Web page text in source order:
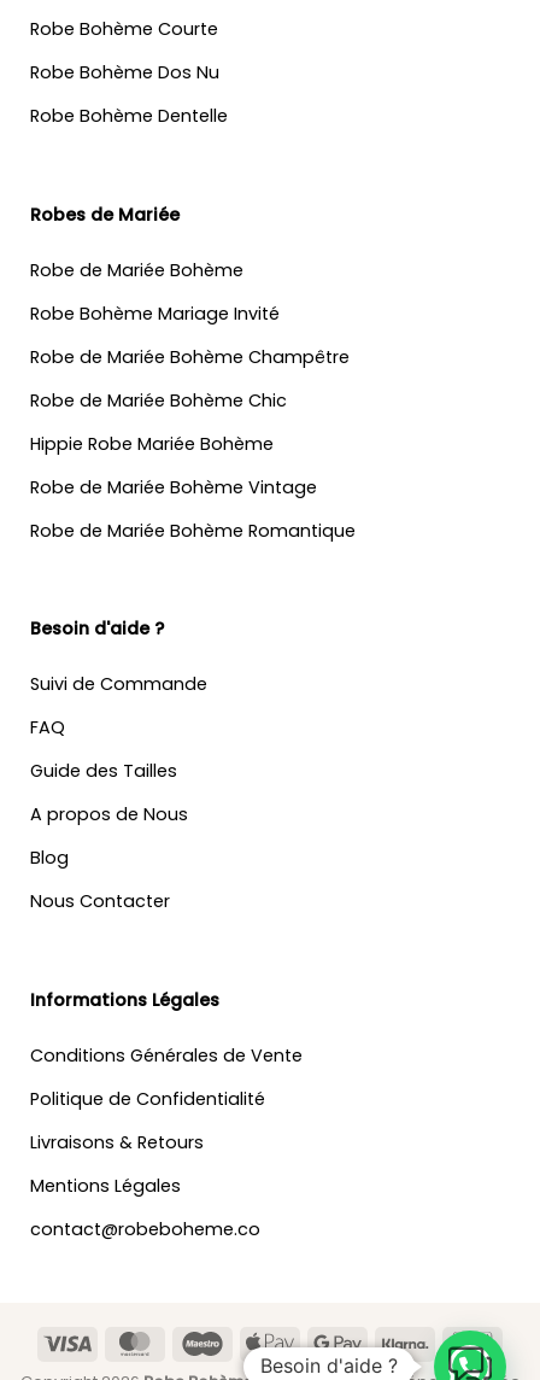
Robe Bohème Courte
Robe Bohème Dos Nu
Robe Bohème Dentelle
Robes de Mariée
Robe de Mariée Bohème
Robe Bohème Mariage Invité
Robe de Mariée Bohème Champêtre
Robe de Mariée Bohème Chic
Hippie Robe Mariée Bohème
Robe de Mariée Bohème Vintage
Robe de Mariée Bohème Romantique
Besoin d'aide ?
Suivi de Commande
FAQ
Guide des Tailles
A propos de Nous
Blog
Nous Contacter
Informations Légales
Conditions Générales de Vente
Politique de Confidentialité
Livraisons & Retours
Mentions Légales
contact@robeboheme.co
Visa MasterCardMaestroApple
Pay
Google
Pay
Klarna
Besoin d'aide ?